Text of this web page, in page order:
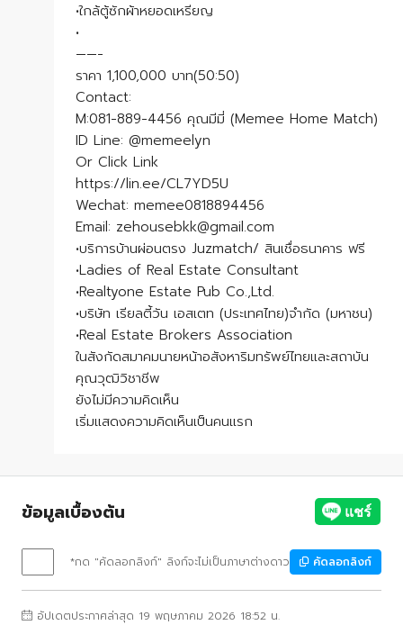
•ใกล้ตู้ซักผ้าหยอดเหรียญ
•
——-
ราคา 1,100,000 บาท(50:50)
Contact:
M:081-889-4456 คุณมีมี่ (Memee Home Match)
ID Line: @memeelyn
Or Click Link
https://lin.ee/CL7YD5U
Wechat: memee0818894456
Email: zehousebkk@gmail.com
•บริการบ้านผ่อนตรง Juzmatch/ สินเชื่อธนาคาร ฟรี
•Ladies of Real Estate Consultant
•Realtyone Estate Pub Co.,Ltd.
•บริษัท เรียลตี้วัน เอสเตท (ประเทศไทย)จำกัด (มหาชน)
•Real Estate Brokers Association
ในสังกัดสมาคมนายหน้าอสังหาริมทรัพย์ไทยและสถาบัน
คุณวุฒิวิชาชีพ
ยังไม่มีความคิดเห็น
เริ่มแสดงความคิดเห็นเป็นคนแรก
ข้อมูลเบื้องต้น
*กด "คัดลอกลิงก์" ลิงก์จะไม่เป็นภาษาต่างดาว คัดลอกลิงก์
อัปเดตประกาศล่าสุด 19 พฤษภาคม 2026 18:52 น.